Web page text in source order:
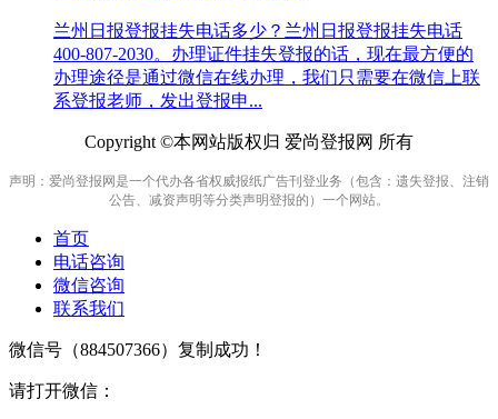
兰州日报登报挂失电话多少？兰州日报登报挂失电话
400-807-2030。办理证件挂失登报的话，现在最方便的
办理途径是通过微信在线办理，我们只需要在微信上联
系登报老师，发出登报申...
Copyright ©本网站版权归 爱尚登报网 所有
声明：爱尚登报网是一个代办各省权威报纸广告刊登业务（包含：遗失登报、注销
公告、减资声明等分类声明登报的）一个网站。
首页
电话咨询
微信咨询
联系我们
微信号（884507366）复制成功！
请打开微信：